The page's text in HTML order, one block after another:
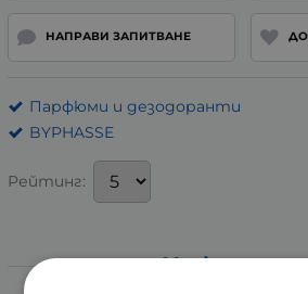
НАПРАВИ ЗАПИТВАНЕ
Парфюми и дезодоранти
BYPHASSE
Рейтинг: